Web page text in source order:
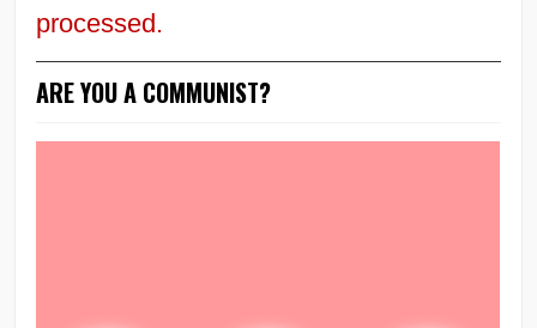
processed.
ARE YOU A COMMUNIST?